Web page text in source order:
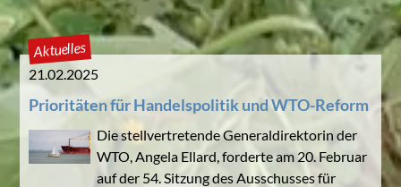
Aktuelles
21.02.2025
Prioritäten für Handelspolitik und WTO-Reform
Die stellvertretende Generaldirektorin der
WTO, Angela Ellard, forderte am 20. Februar
auf der 54. Sitzung des Ausschusses für